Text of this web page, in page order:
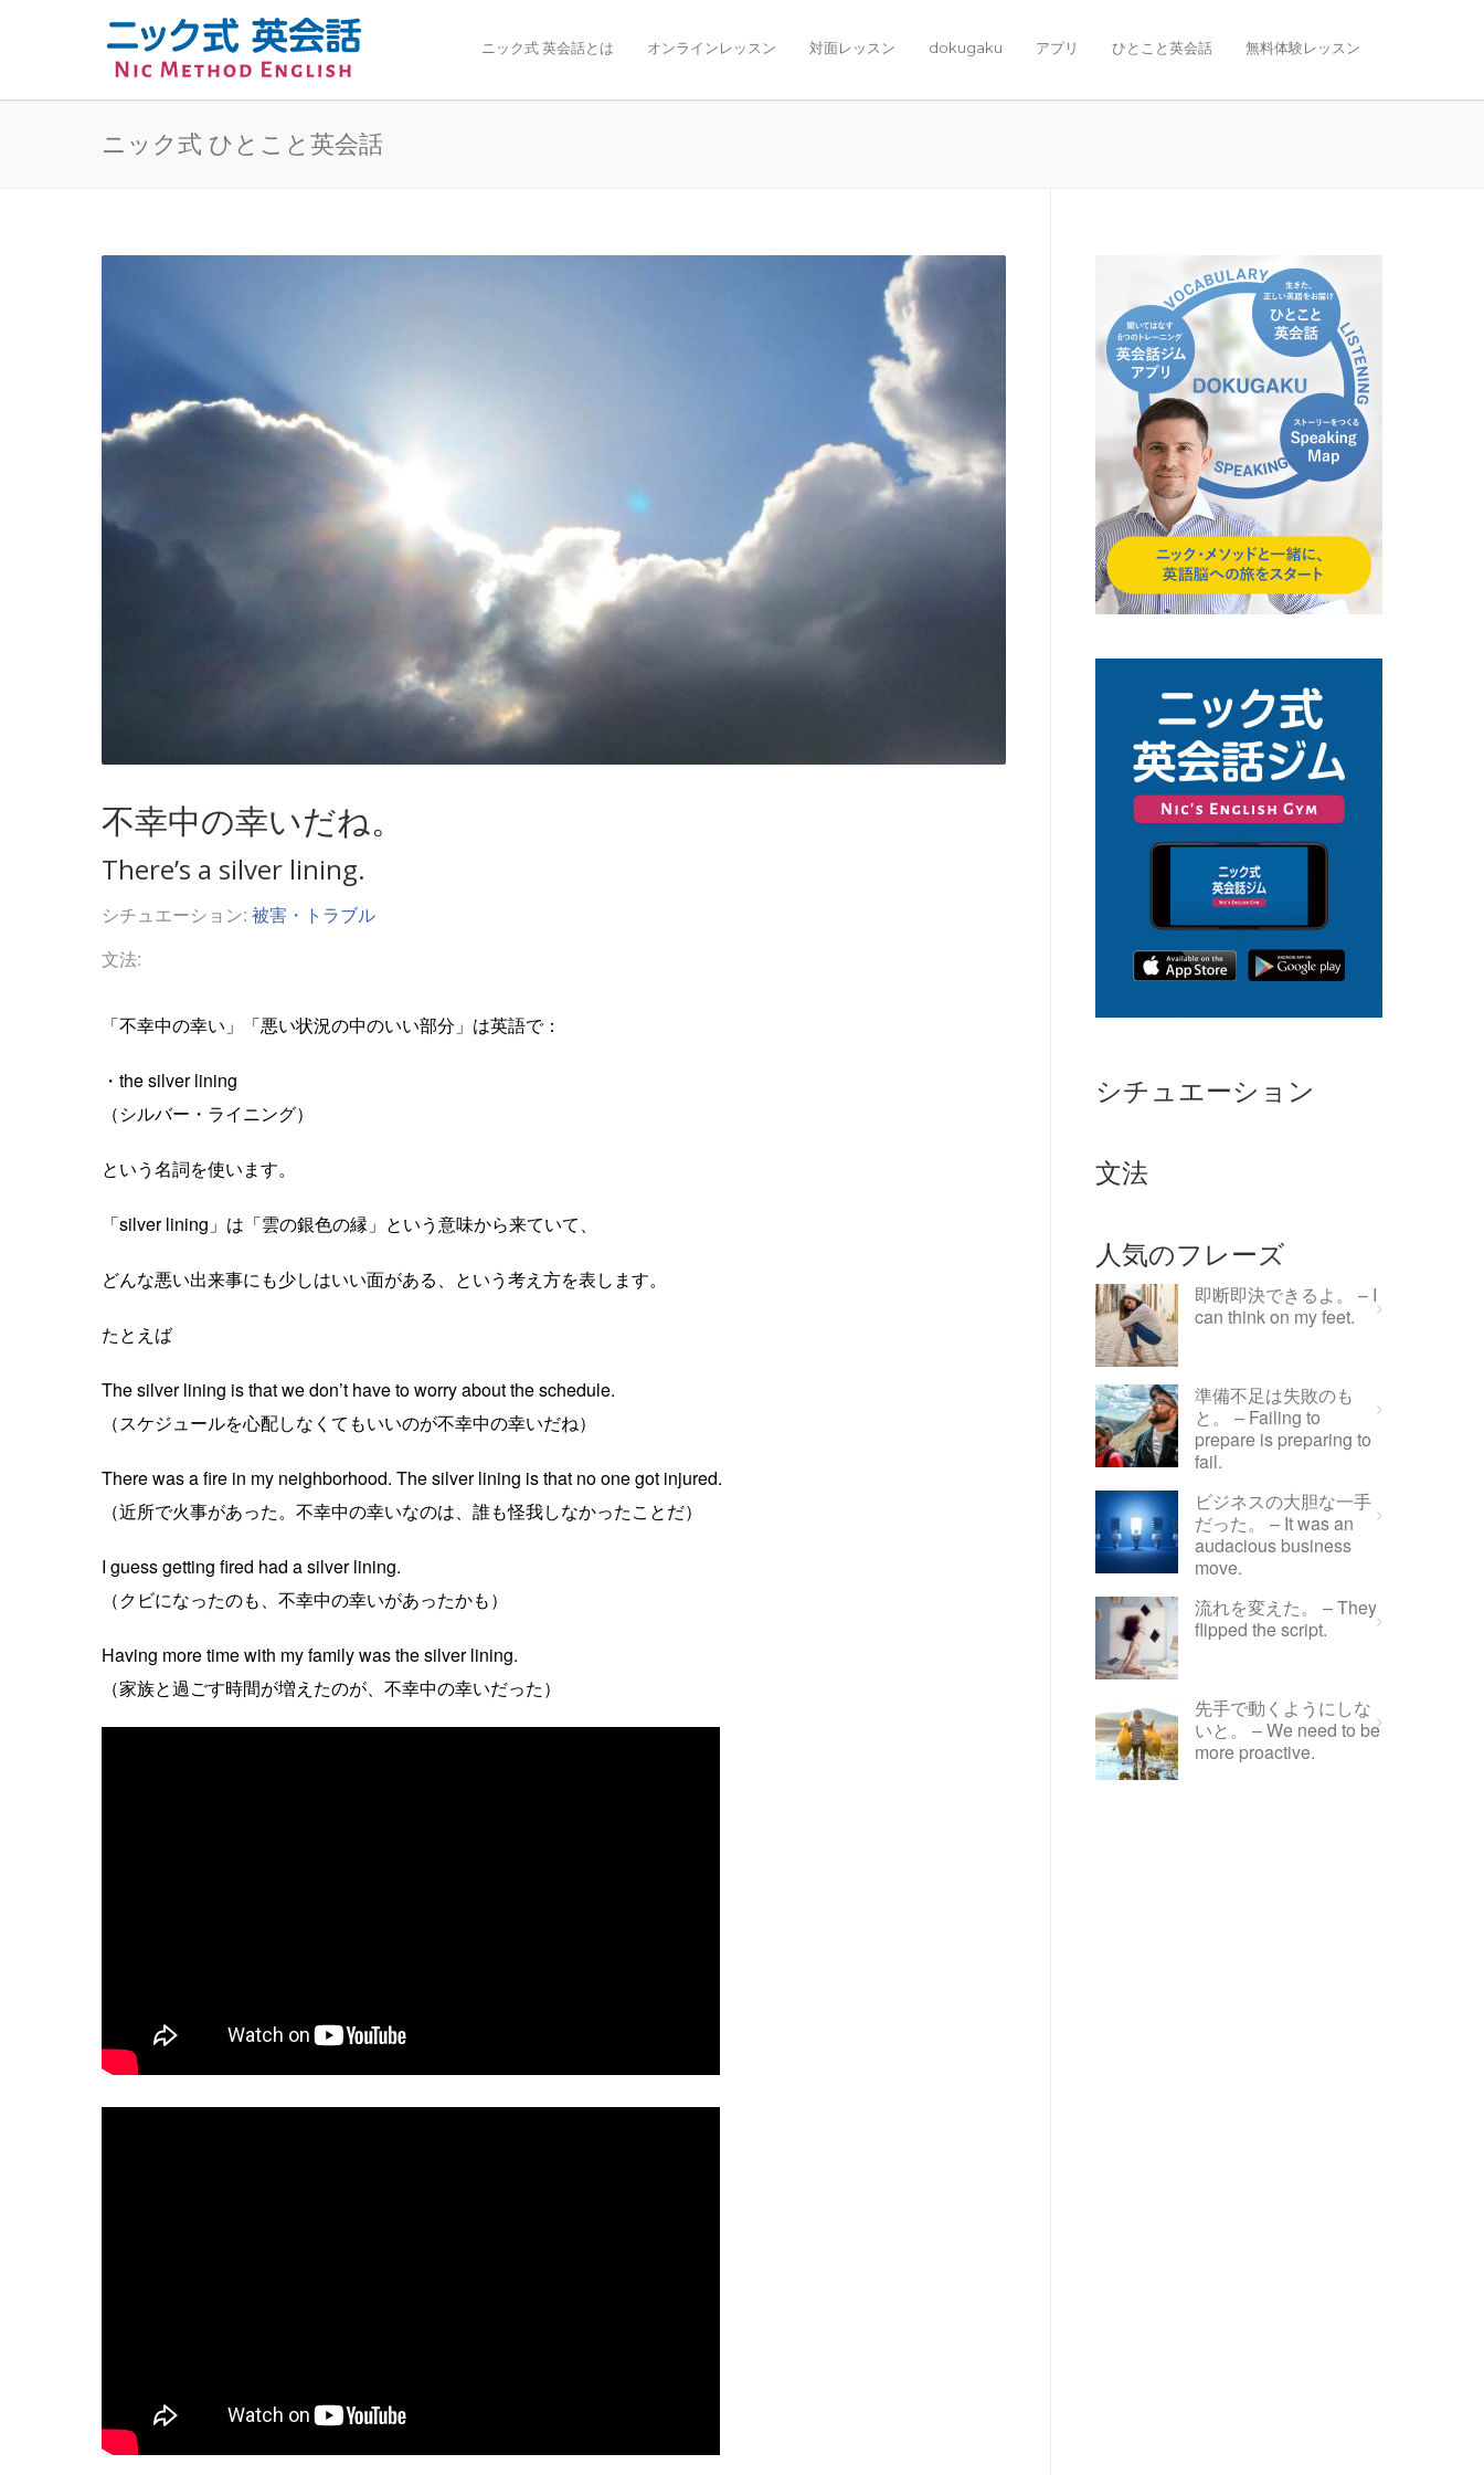
ニック式 英会話とは オンラインレッスン 対面レッスン dokugaku アプリ ひとこと英会話 無料体験レッスン
ニック式 ひとこと英会話
不幸中の幸いだね。
There’s a silver lining.
シチュエーション: 被害・トラブル
文法:
「不幸中の幸い」「悪い状況の中のいい部分」は英語で：
・the silver lining
（シルバー・ライニング）
という名詞を使います。
「silver lining」は「雲の銀色の縁」という意味から来ていて、
どんな悪い出来事にも少しはいい面がある、という考え方を表します。
たとえば
The silver lining is that we don’t have to worry about the schedule.
（スケジュールを心配しなくてもいいのが不幸中の幸いだね）
There was a fire in my neighborhood. The silver lining is that no one got injured.
（近所で火事があった。不幸中の幸いなのは、誰も怪我しなかったことだ）
I guess getting fired had a silver lining.
（クビになったのも、不幸中の幸いがあったかも）
Having more time with my family was the silver lining.
（家族と過ごす時間が増えたのが、不幸中の幸いだった）
シチュエーション
文法
人気のフレーズ
即断即決できるよ。 – I
can think on my feet.
準備不足は失敗のも
と。 – Failing to
prepare is preparing to
fail.
ビジネスの大胆な一手
だった。 – It was an
audacious business
move.
流れを変えた。 – They
flipped the script.
先手で動くようにしな
いと。 – We need to be
more proactive.